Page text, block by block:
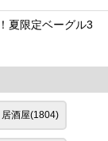
夏限定ベーグル3
居酒屋(1804)